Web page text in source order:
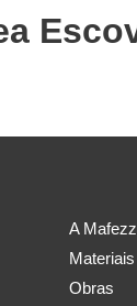
A
Materiais
Obras